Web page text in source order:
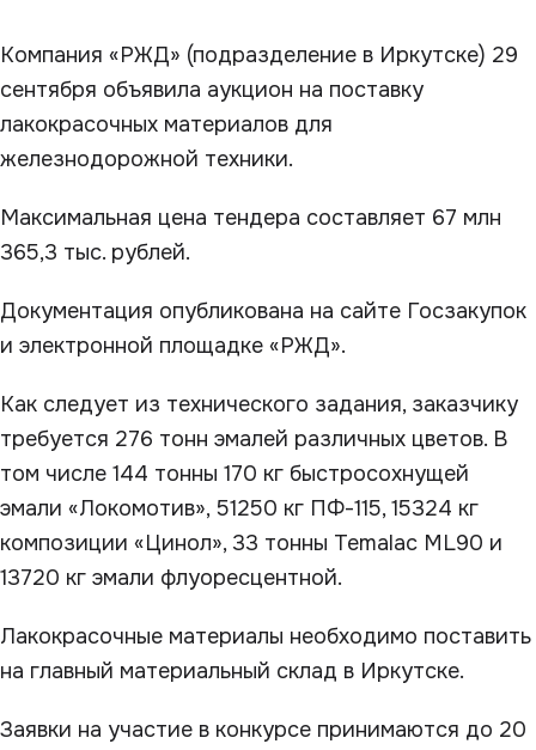
Компания «РЖД» (подразделение в Иркутске) 29
сентября объявила аукцион на поставку
лакокрасочных материалов для
железнодорожной техники.
Максимальная цена тендера составляет 67 млн
365,3 тыс. рублей.
Документация опубликована на сайте Госзакупок
и электронной площадке «РЖД».
Как следует из технического задания, заказчику
требуется 276 тонн эмалей различных цветов. В
том числе 144 тонны 170 кг быстросохнущей
эмали «Локомотив», 51250 кг ПФ-115, 15324 кг
композиции «Цинол», 33 тонны Temalac ML90 и
13720 кг эмали флуоресцентной.
Лакокрасочные материалы необходимо поставить
на главный материальный склад в Иркутске.
Заявки на участие в конкурсе принимаются до 20